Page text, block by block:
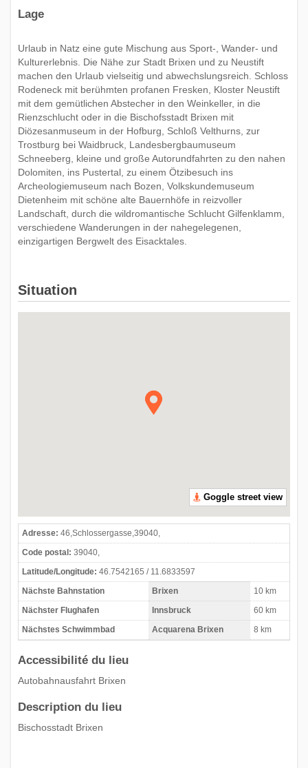
Lage
Urlaub in Natz eine gute Mischung aus Sport-, Wander- und
Kulturerlebnis. Die Nähe zur Stadt Brixen und zu Neustift
machen den Urlaub vielseitig und abwechslungsreich. Schloss
Rodeneck mit berühmten profanen Fresken, Kloster Neustift
mit dem gemütlichen Abstecher in den Weinkeller, in die
Rienzschlucht oder in die Bischofsstadt Brixen mit
Diözesanmuseum in der Hofburg, Schloß Velthurns, zur
Trostburg bei Waidbruck, Landesbergbaumuseum
Schneeberg, kleine und große Autorundfahrten zu den nahen
Dolomiten, ins Pustertal, zu einem Ötzibesuch ins
Archeologiemuseum nach Bozen, Volkskundemuseum
Dietenheim mit schöne alte Bauernhöfe in reizvoller
Landschaft, durch die wildromantische Schlucht Gilfenklamm,
verschiedene Wanderungen in der nahegelegenen,
einzigartigen Bergwelt des Eisacktales.
Situation
Goggle street view
Adresse: 46,Schlossergasse,39040,
Code postal: 39040,
Latitude/Longitude: 46.7542165 / 11.6833597
Nächste Bahnstation
Brixen
10 km
Nächster Flughafen
Innsbruck
60 km
Nächstes Schwimmbad
Acquarena Brixen 8 km
Accessibilité du lieu
Autobahnausfahrt Brixen
Description du lieu
Bischosstadt Brixen